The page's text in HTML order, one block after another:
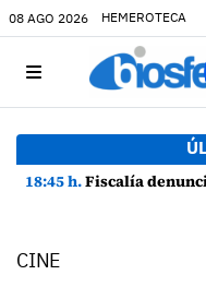
08 AGO 2026 HEMEROTECA
18:45 h.Fiscalía denuncia a Yonathan de
CINE